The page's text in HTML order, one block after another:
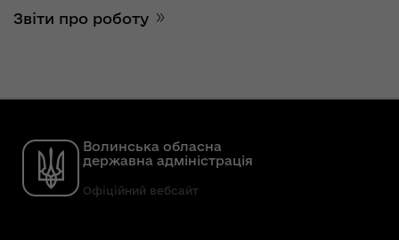
Звіти про роботу
Волинська обласна
державна адміністрація
Офіційний вебсайт